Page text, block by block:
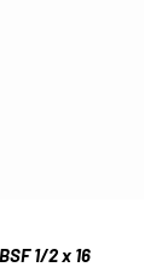
1/2 x 16